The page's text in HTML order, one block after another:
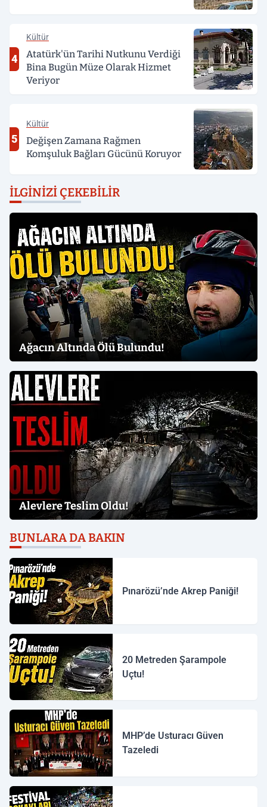
4
Kültür
Atatürk'ün Tarihi Nutkunu Verdiği
Bina Bugün Müze Olarak Hizmet
Veriyor
5
Kültür
Değişen Zamana Rağmen
Komşuluk Bağları Gücünü Koruyor
İLGINIZI ÇEKEBILIR
Ağacın Altında Ölü Bulundu!
Alevlere Teslim Oldu!
BUNLARA DA BAKIN
Pınarözü’nde Akrep Paniği!
20 Metreden Şarampole
Uçtu!
MHP’de Usturacı Güven
Tazeledi